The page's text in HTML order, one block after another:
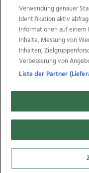
Weitere
TV1 di-mog-
Life Radio
OÖN Karriere
Regionaljobs
Copyrights ©
Verwendung genauer
Identifikation aktiv
Informationen auf einem
Inhalte, Messung von
Inhalten,
Verbesserung von
Liste der Partner